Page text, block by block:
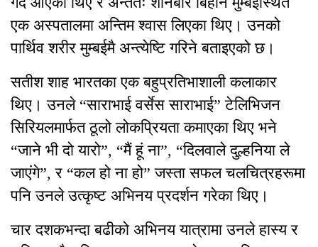
एक अस्पतालमा अन्तिम श्वास लिएका थिए। उनको
पार्थिव शरीर मुम्बईमै अन्त्येष्टि गरिने बताइएको छ।
सतीश शाह भारतका एक बहुप्रतिभाशाली कलाकार
थिए। उनले “साराभाई वर्सेस साराभाई” टेलिभिजन
सिरियलमार्फत ठूलो लोकप्रियता कमाएका थिए भने
“जाने भी दो यारो”, “मैं हूं ना”, “दिलवाले दुल्हनिया ले
जाएंगे”, र “कल हो ना हो” जस्ता सफल चलचित्रहरूमा
पनि उनले उत्कृष्ट अभिनय प्रदर्शन गरेका थिए।
चार दशकभन्दा बढीको अभिनय यात्रामा उनले हास्य र